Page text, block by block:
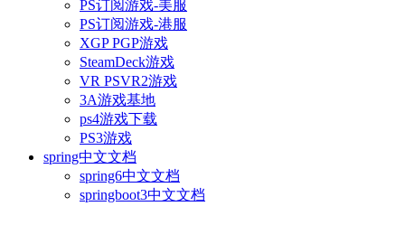
PS订阅游戏-美服
PS订阅游戏-港服
XGP PGP游戏
SteamDeck游戏
VR PSVR2游戏
3A游戏基地
ps4游戏下载
PS3游戏
spring中文文档
spring6中文文档
springboot3中文文档